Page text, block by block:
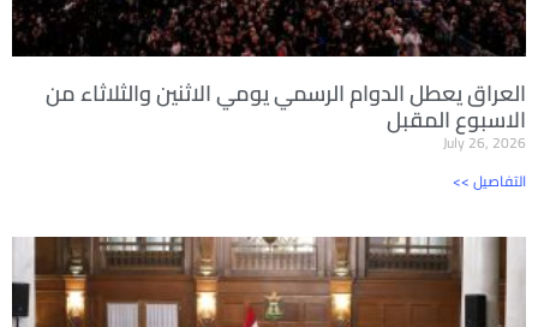
العراق يعطل الدوام الرسمي يومي الاثنين والثلاثاء من
الاسبوع المقبل
July 26, 2026
<< التفاصيل